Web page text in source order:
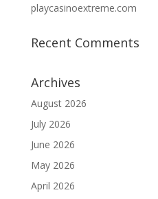
playcasinoextreme.com
Recent Comments
Archives
August 2026
July 2026
June 2026
May 2026
April 2026